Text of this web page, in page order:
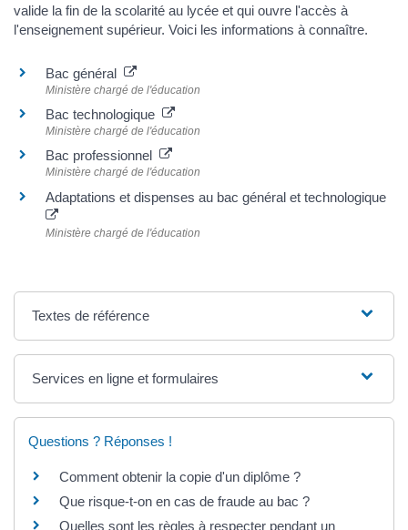
valide la fin de la scolarité au lycée et qui ouvre l'accès à
l'enseignement supérieur. Voici les informations à connaître.
Bac général
Ministère chargé de l'éducation
Bac technologique
Ministère chargé de l'éducation
Bac professionnel
Ministère chargé de l'éducation
Adaptations et dispenses au bac général et technologique
Ministère chargé de l'éducation
Textes de référence
Services en ligne et formulaires
Questions ? Réponses !
Comment obtenir la copie d'un diplôme ?
Que risque-t-on en cas de fraude au bac ?
Quelles sont les règles à respecter pendant un